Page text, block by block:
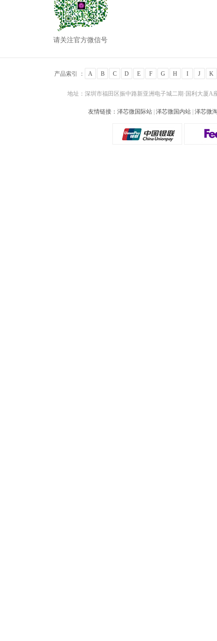
请关注官方微信号
产品索引 ： A B C D E F G H I J K
地址：深圳市福田区振中路新亚洲电子城二期·国利大厦
友情链接： 泽芯微国际站 泽芯微国内站 泽芯微